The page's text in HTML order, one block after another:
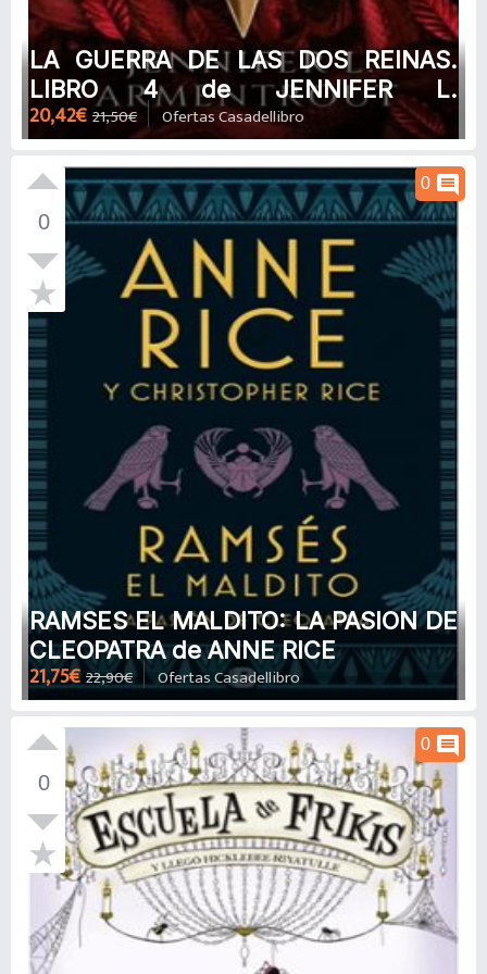
LA GUERRA DE LAS DOS REINAS.
LIBRO 4 de JENNIFER L.
ARMENTROUT
20,42€ 21,50€ Ofertas Casadellibro
0
0 comment
RAMSES EL MALDITO: LA PASION DE
CLEOPATRA de ANNE RICE
21,75€ 22,90€ Ofertas Casadellibro
0
0 comment